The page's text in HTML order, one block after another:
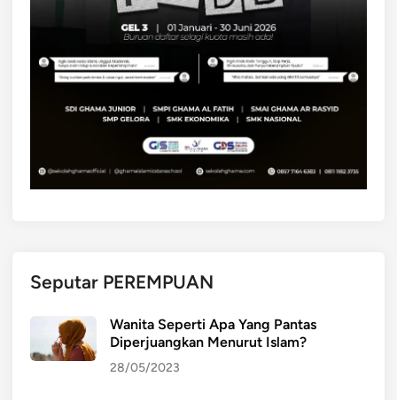
Seputar PEREMPUAN
Wanita Seperti Apa Yang Pantas
Diperjuangkan Menurut Islam?
28/05/2023